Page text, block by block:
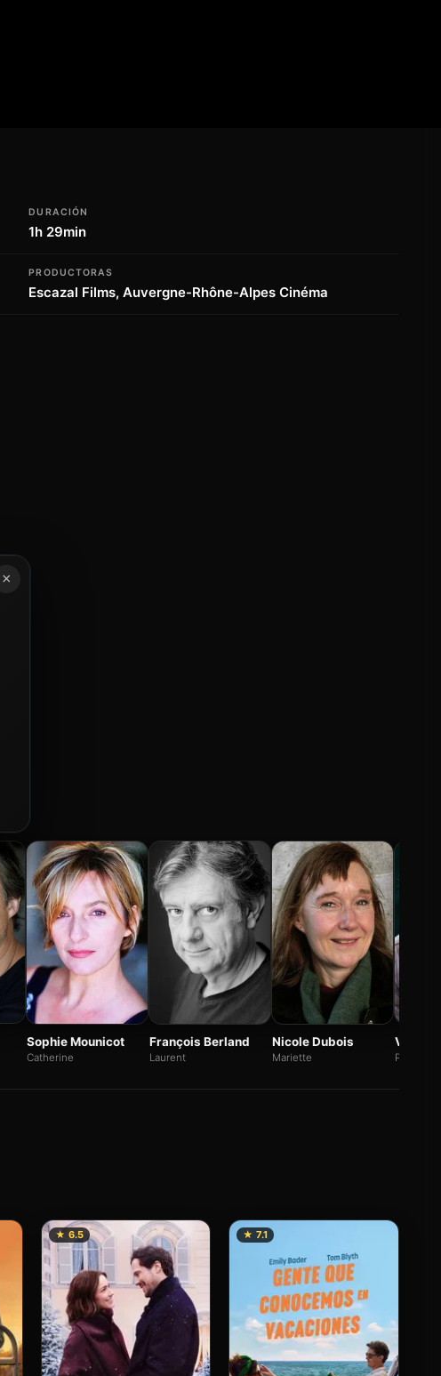
DURACIÓN
1h 29min
PRODUCTORAS
Escazal Films, Auvergne-Rhône-Alpes Cinéma
Sophie Mounicot
Catherine
François Berland
Laurent
Nicole Dubois
Mariette Policier
★ 6.5 ★ 7.1
×